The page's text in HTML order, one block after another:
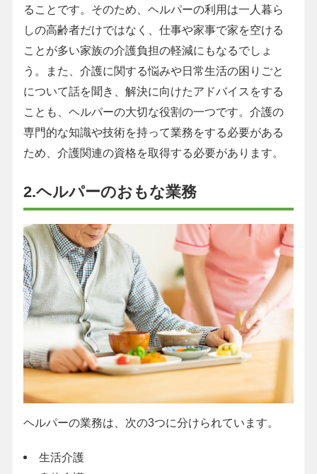
ることです。そのため、ヘルパーの利用は一人暮ら
しの高齢者だけではなく、仕事や家事で家を空ける
ことが多い家族の介護負担の軽減にもなるでしょ
う。また、介護に関する悩みや日常生活の困りごと
について話を聞き、解決に向けたアドバイスをする
ことも、ヘルパーの大切な役割の一つです。介護の
専門的な知識や技術を持って業務をする必要がある
ため、介護関連の資格を取得する必要があります。
2.ヘルパーのおもな業務
ヘルパーの業務は、次の3つに分けられています。
生活介護